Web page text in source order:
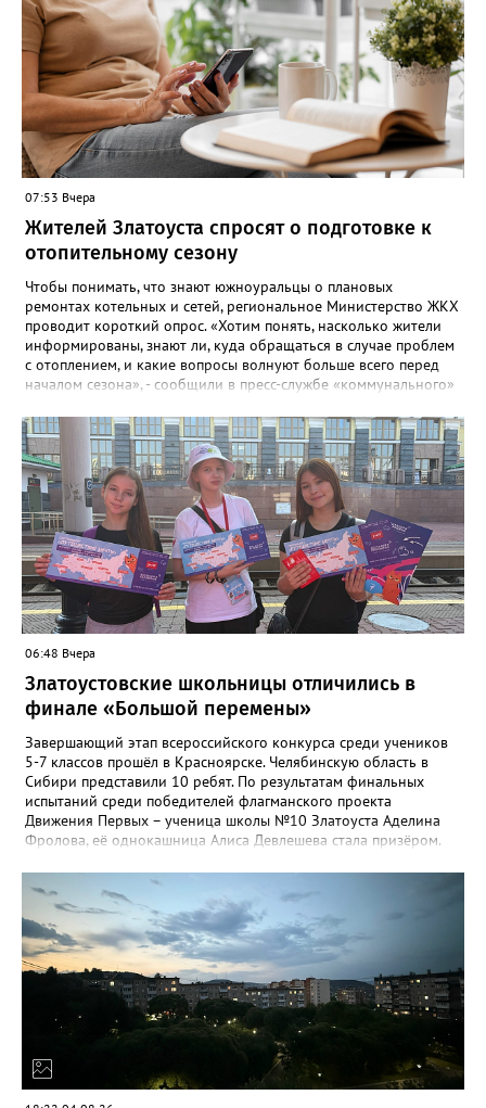
07:53 Вчера
Жителей Златоуста спросят о подготовке к
отопительному сезону
Чтобы понимать, что знают южноуральцы о плановых
ремонтах котельных и сетей, региональное Министерство ЖКХ
проводит короткий опрос. «Хотим понять, насколько жители
информированы, знают ли, куда обращаться в случае проблем
с отоплением, и какие вопросы волнуют больше всего перед
началом сезона», - сообщили в пресс-службе «коммунального»
6 вопросов. Южноуральцам, например, предлагают поделиться
опасениями, мучающими их накануне зимы. Среди вариантов:
своевременное начало отопительного сезона, температура в
квартире, возможные аварии и перебои, размер платы за
отопление. А также поставить оценку работе управляющей
компании – в диапазоне от «Безусловно хорошо» до
«Безусловно плохо». «Опрос займет всего пару минут, но ваши
ответы помогут обратить внимание на темы, которые
действительно важны для людей», - утверждают в
министерстве.
06:48 Вчера
Златоустовские школьницы отличились в
финале «Большой перемены»
Завершающий этап всероссийского конкурса среди учеников
5-7 классов прошёл в Красноярске. Челябинскую область в
Сибири представили 10 ребят. По результатам финальных
испытаний среди победителей флагманского проекта
Движения Первых – ученица школы №10 Златоуста Аделина
Фролова, её однокашница Алиса Девлешева стала призёром.
федеральном университете с участием Президента Российской
Федерации Владимира Путина, который поздравил участников
с успешным завершением конкурса и отметил значимость
проекта для развития талантливой молодёжи», - сообщили в
Движении Первых Златоуста. Победителей Всероссийского
конкурса «Большая перемена» ждёт многодневное
«Путешествие мечты» на специальном поезде РЖД по
маршруту Москва-Владивосток с остановками на Байкале и
космодроме Байконур, а также в крупных городах по дороге.